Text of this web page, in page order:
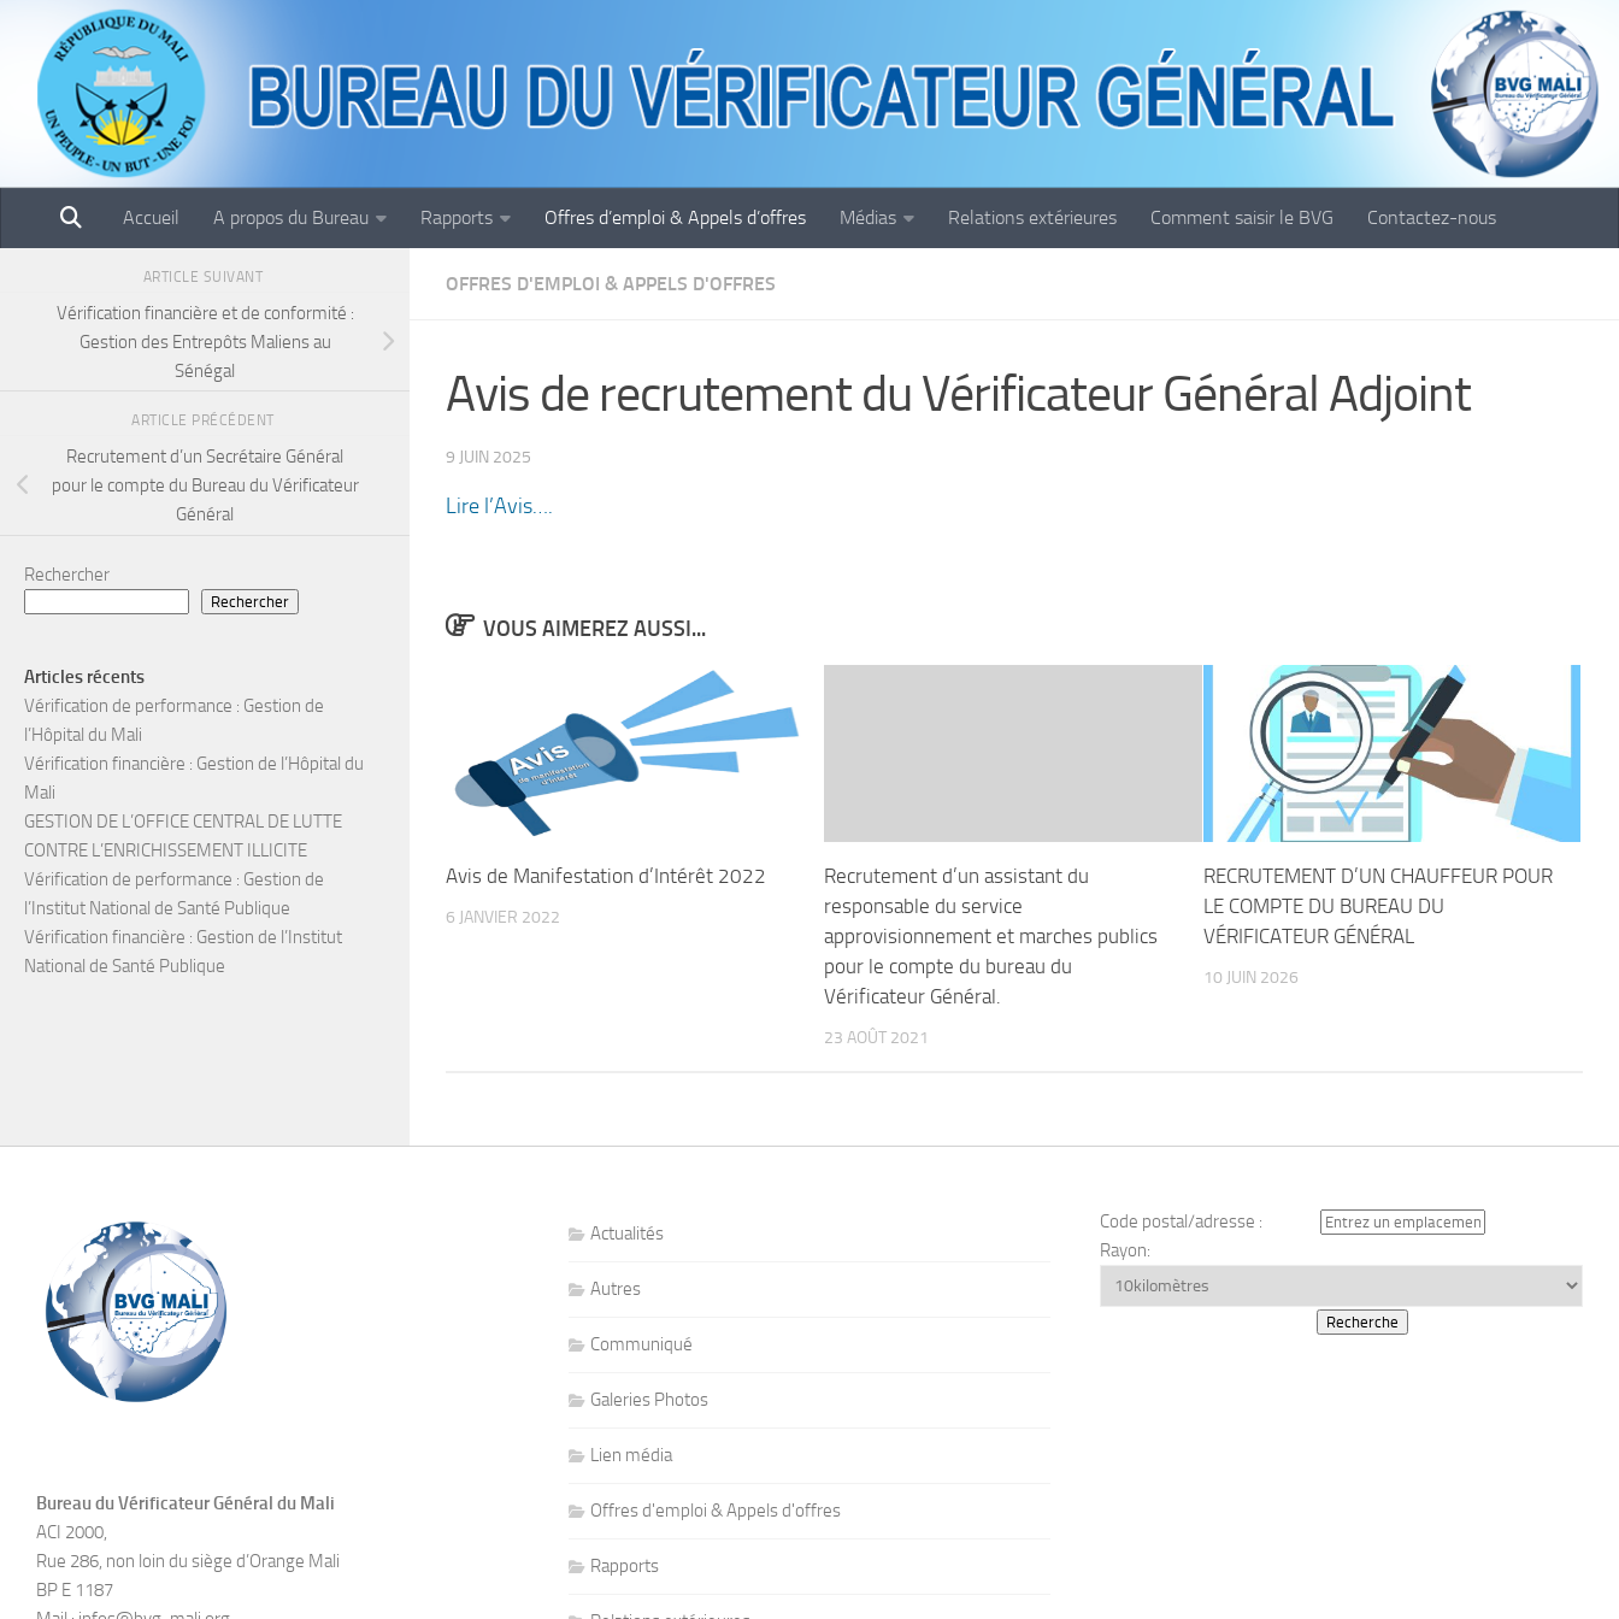
Skip to content
Accueil A propos du Bureau Rapports Offres d’emploi & Appels d’offres Médias Relations extérieures Comment saisir le BVG Contactez-nous
OFFRES D'EMPLOI & APPELS D'OFFRES
Avis de recrutement du Vérificateur Général Adjoint
9 JUIN 2025
Lire l’Avis….
VOUS AIMEREZ AUSSI...
Avis de Manifestation d’Intérêt 2022
6 JANVIER 2022
Recrutement d’un assistant du
responsable du service
approvisionnement et marches publics
pour le compte du bureau du
Vérificateur Général.
23 AOÛT 2021
RECRUTEMENT D’UN CHAUFFEUR POUR
LE COMPTE DU BUREAU DU
VÉRIFICATEUR GÉNÉRAL
10 JUIN 2026
ARTICLE SUIVANT
Vérification financière et de conformité :
Gestion des Entrepôts Maliens au
Sénégal
ARTICLE PRÉCÉDENT
Recrutement d’un Secrétaire Général
pour le compte du Bureau du Vérificateur
Général
Rechercher
Rechercher
Articles récents
Vérification de performance : Gestion de
l’Hôpital du Mali
Vérification financière : Gestion de l’Hôpital du
Mali
GESTION DE L’OFFICE CENTRAL DE LUTTE
CONTRE L’ENRICHISSEMENT ILLICITE
Vérification de performance : Gestion de
l’Institut National de Santé Publique
Vérification financière : Gestion de l’Institut
National de Santé Publique
Bureau du Vérificateur Général du Mali
ACI 2000,
Rue 286, non loin du siège d’Orange Mali
BP E 1187
Actualités
Autres
Communiqué
Galeries Photos
Lien média
Offres d'emploi & Appels d'offres
Rapports
Code postal/adresse :
Rayon: